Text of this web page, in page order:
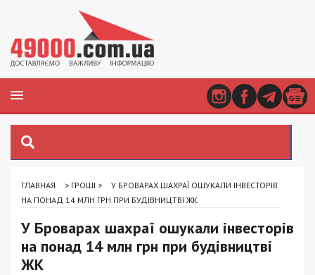
ГЛАВНАЯ > ГРОШІ >
У БРОВАРАХ ШАХРАЇ ОШУКАЛИ ІНВЕСТОРІВ
НА ПОНАД 14 МЛН ГРН ПРИ БУДІВНИЦТВІ ЖК
У Броварах шахраї ошукали інвесторів
на понад 14 млн грн при будівництві
ЖК